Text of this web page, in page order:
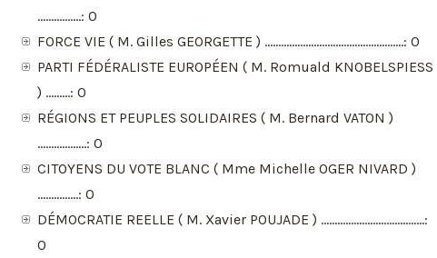
................: 0
FORCE VIE ( M. Gilles GEORGETTE ) ...................................................: 0
PARTI FÉDÉRALISTE EUROPÉEN ( M. Romuald KNOBELSPIESS
) .........: 0
RÉGIONS ET PEUPLES SOLIDAIRES ( M. Bernard VATON )
..................: 0
CITOYENS DU VOTE BLANC ( Mme Michelle OGER NIVARD )
...............: 0
DÉMOCRATIE REELLE ( M. Xavier POUJADE ) ......................................:
0